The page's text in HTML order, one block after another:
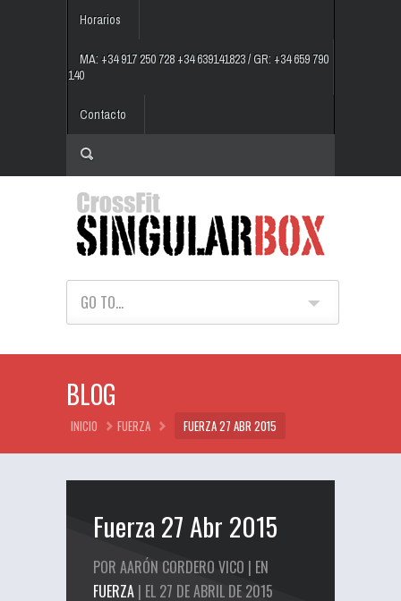
Horarios
MA: +34 917 250 728 +34 639141823 / GR: +34 659 790
140
Contacto
GO TO...
BLOG
INICIO FUERZA FUERZA 27 ABR 2015
Fuerza 27 Abr 2015
POR AARÓN CORDERO VICO | EN
FUERZA | EL 27 DE ABRIL DE 2015